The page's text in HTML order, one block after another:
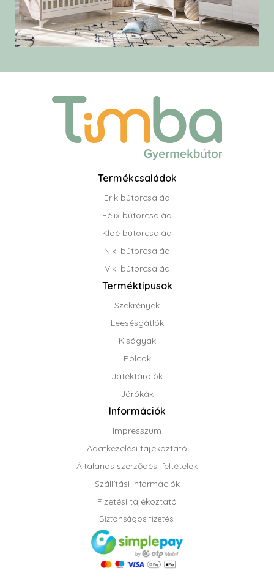
Termékcsaládok
Erik bútorcsalád
Félix bútorcsalád
Kloé bútorcsalád
Niki bútorcsalád
Viki bútorcsalád
Terméktípusok
Szekrények
Leesésgátlók
Kiságyak
Polcok
Játéktárolók
Járókák
Információk
Impresszum
Adatkezelési tájékoztató
Általános szerződési feltételek
Szállítási információk
Fizetési tájékoztató
Biztonságos fizetés: